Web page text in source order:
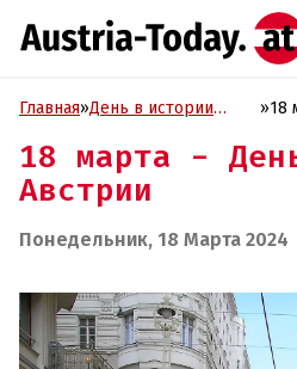
Главная»День в истории
»18
18 марта -
Австрии
Понедельник, 18 Марта 2024